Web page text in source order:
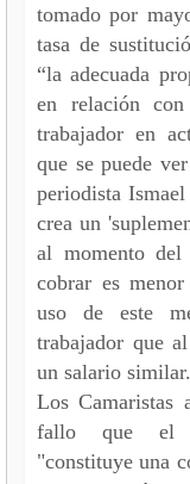
tomado por
tasa de
“la adecuada
en relación
trabajador en
que se puede
periodista
crea un
al momento
cobrar es
uso de este
trabajador que
un salario similar.
Los Camaristas
fallo que el
"constituye una